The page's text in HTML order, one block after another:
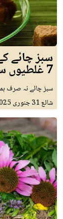
سبز چائے
7 غلطیوں سے بچنا ضروری ہے
سبز چائے نہ صرف
شائع31 جنوری 2025